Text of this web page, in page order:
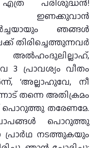
എത്ര പരിശുദ്ധന്‍!
ഇണക്കുവാന്‍
ഞങ്ങള്‍
തിരിച്ചെത്തുന്നവര്‍
പ്രാവശ്യം വീതം
‘അല്ലാഹുവേ, നീ
തന്നെ അതിക്രമം
പൊറുത്തു തരേണമേ.
പാപങ്ങള്‍ പൊറുത്തു
പ്രാര്‍ഥ നടത്തുകയും